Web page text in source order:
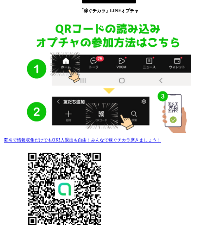
「稼ぐチカラ」 LINEオプチャ
匿名で情報収集だけでもOK!入退出も自由！みんなで稼ぐチカラ磨きましょう！